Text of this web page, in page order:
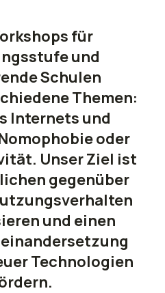
für
und
Schulen
Themen:
Internets und
oder
Unser Ziel ist
gegenüber
und einen
Technologien